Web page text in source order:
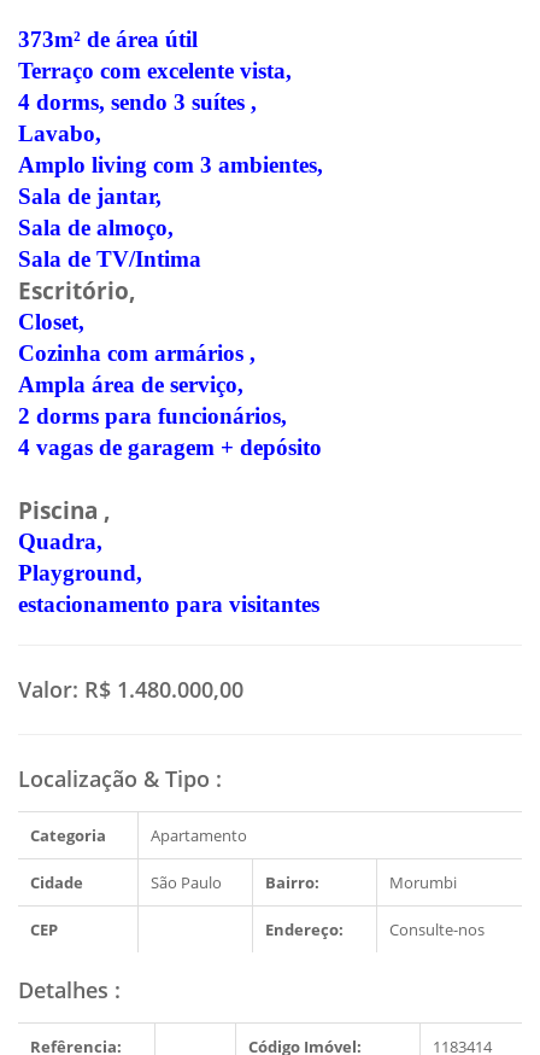
373m² de área útil
Terraço com excelente vista,
4 dorms, sendo 3 suítes ,
Lavabo,
Amplo living com 3 ambientes,
Sala de jantar,
Sala de almoço,
Sala de TV/Intima
Escritório,
Closet,
Cozinha com armários ,
Ampla área de serviço,
2 dorms para funcionários,
4 vagas de garagem + depósito
Piscina ,
Quadra,
Playground,
estacionamento para visitantes
Valor: R$ 1.480.000,00
Localização & Tipo :
Categoria Apartamento
Cidade São Paulo Bairro: Morumbi
CEP Endereço: Consulte-nos
Detalhes :
Refêrencia: Código Imóvel: 1183414